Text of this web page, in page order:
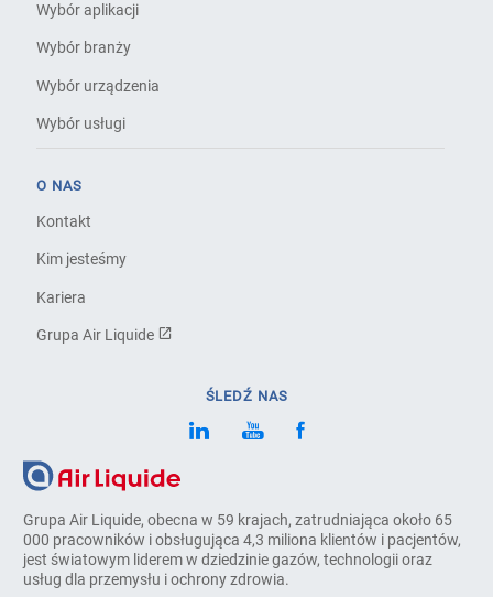
Grupa Air Liquide, obecna w 59 krajach, zatrudniająca około 65
000 pracowników i obsługująca 4,3 miliona klientów i pacjentów,
jest światowym liderem w dziedzinie gazów, technologii oraz
usług dla przemysłu i ochrony zdrowia.
Wybór aplikacji
Wybór branży
Wybór urządzenia
Wybór usługi
O NAS
Kontakt
Kim jesteśmy
Kariera
Grupa Air Liquide
ŚLEDŹ NAS